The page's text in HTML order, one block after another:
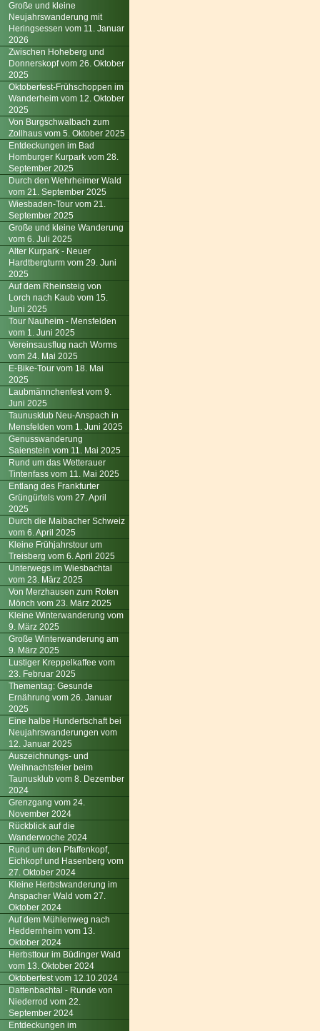
Große und kleine
Neujahrswanderung mit
Heringsessen vom 11. Januar
2026
Zwischen Hoheberg und
Donnerskopf vom 26. Oktober
2025
Oktoberfest-Frühschoppen im
Wanderheim vom 12. Oktober
2025
Von Burgschwalbach zum
Zollhaus vom 5. Oktober 2025
Entdeckungen im Bad
Homburger Kurpark vom 28.
September 2025
Durch den Wehrheimer Wald
vom 21. September 2025
Wiesbaden-Tour vom 21.
September 2025
Große und kleine Wanderung
vom 6. Juli 2025
Alter Kurpark - Neuer
Hardtbergturm vom 29. Juni
2025
Auf dem Rheinsteig von
Lorch nach Kaub vom 15.
Juni 2025
Tour Nauheim - Mensfelden
vom 1. Juni 2025
Vereinsausflug nach Worms
vom 24. Mai 2025
E-Bike-Tour vom 18. Mai
2025
Laubmännchenfest vom 9.
Juni 2025
Taunusklub Neu-Anspach in
Mensfelden vom 1. Juni 2025
Genusswanderung
Saienstein vom 11. Mai 2025
Rund um das Wetterauer
Tintenfass vom 11. Mai 2025
Entlang des Frankfurter
Grüngürtels vom 27. April
2025
Durch die Maibacher Schweiz
vom 6. April 2025
Kleine Frühjahrstour um
Treisberg vom 6. April 2025
Unterwegs im Wiesbachtal
vom 23. März 2025
Von Merzhausen zum Roten
Mönch vom 23. März 2025
Kleine Winterwanderung vom
9. März 2025
Große Winterwanderung am
9. März 2025
Lustiger Kreppelkaffee vom
23. Februar 2025
Thementag: Gesunde
Ernährung vom 26. Januar
2025
Eine halbe Hundertschaft bei
Neujahrswanderungen vom
12. Januar 2025
Auszeichnungs- und
Weihnachtsfeier beim
Taunusklub vom 8. Dezember
2024
Grenzgang vom 24.
November 2024
Rückblick auf die
Wanderwoche 2024
Rund um den Pfaffenkopf,
Eichkopf und Hasenberg vom
27. Oktober 2024
Kleine Herbstwanderung im
Anspacher Wald vom 27.
Oktober 2024
Auf dem Mühlenweg nach
Heddernheim vom 13.
Oktober 2024
Herbsttour im Büdinger Wald
vom 13. Oktober 2024
Oktoberfest vom 12.10.2024
Dattenbachtal - Runde von
Niederrod vom 22.
September 2024
Entdeckungen im